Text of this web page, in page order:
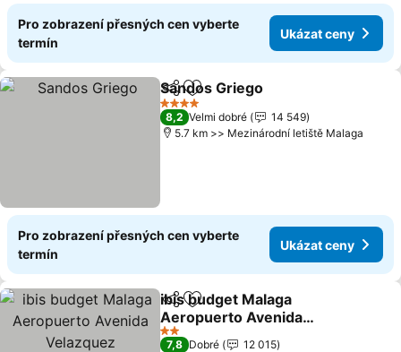
Pro zobrazení přesných cen vyberte
termín
Ukázat ceny
SdíletPřidat na seznam oblíbených
Sandos Griego
4 Počet hvězdiček
8,2 Velmi dobré
14 549
5.7 km >> Mezinárodní letiště Malaga
Pro zobrazení přesných cen vyberte
termín
Ukázat ceny
SdíletPřidat na seznam oblíbených
ibis budget Malaga
Aeropuerto Avenida
Velazquez
2 Počet hvězdiček
7,8 Dobré
12 015